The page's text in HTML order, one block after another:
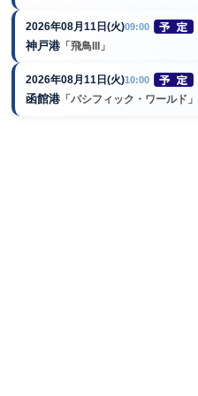
2026年08月11日(火)09:00
神戸港 「飛鳥III」
2026年08月11日(火)10:00
函館港 「パシフィック・ワールド」